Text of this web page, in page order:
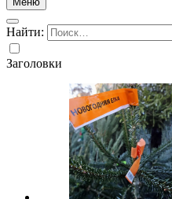
Найти:
Заголовки